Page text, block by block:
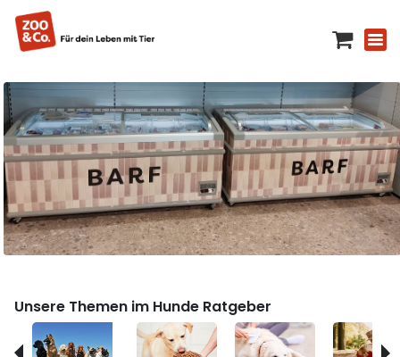
Unsere Themen im Hunde Ratgeber